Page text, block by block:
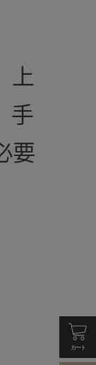
上
手
要
カート